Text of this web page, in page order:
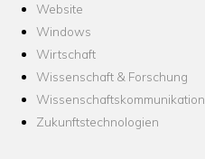
Website
Windows
Wirtschaft
Wissenschaft & Forschung
Wissenschaftskommunikation
Zukunftstechnologien